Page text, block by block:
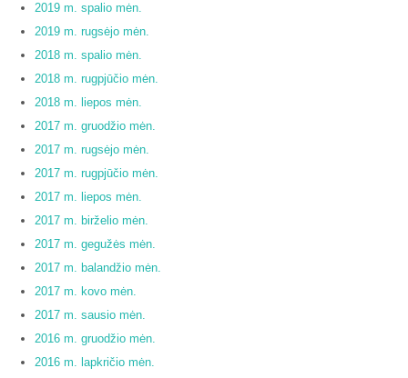
2019 m. spalio mėn.
2019 m. rugsėjo mėn.
2018 m. spalio mėn.
2018 m. rugpjūčio mėn.
2018 m. liepos mėn.
2017 m. gruodžio mėn.
2017 m. rugsėjo mėn.
2017 m. rugpjūčio mėn.
2017 m. liepos mėn.
2017 m. birželio mėn.
2017 m. gegužės mėn.
2017 m. balandžio mėn.
2017 m. kovo mėn.
2017 m. sausio mėn.
2016 m. gruodžio mėn.
2016 m. lapkričio mėn.